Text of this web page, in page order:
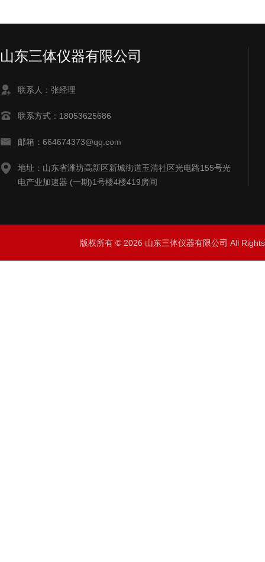
山东三体仪器有限公司
联系人：张经理
联系方式：18053625686
邮箱：664674373@qq.com
地址：山东省潍坊高新区新城街道玉清社区光电路155号光
电产业加速器 (一期)1号楼4楼419房间
版权所有 © 2026 山东三体仪器有限公司 All